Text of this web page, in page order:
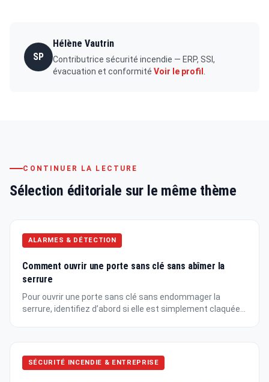
SP
Hélène Vautrin
Contributrice sécurité incendie — ERP, SSI,
évacuation et conformité Voir le profil
CONTINUER LA LECTURE
Sélection éditoriale sur le même thème
ALARMES & DÉTECTION
Comment ouvrir une porte sans clé sans abîmer la
serrure
Pour ouvrir une porte sans clé sans endommager la
serrure, identifiez d’abord si elle est simplement claquée...
SÉCURITÉ INCENDIE & ENTREPRISE